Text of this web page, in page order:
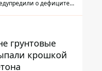
о дефиците
грунтовые
крошкой